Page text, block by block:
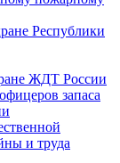
Республики
ЖДТ России
запаса
и труда